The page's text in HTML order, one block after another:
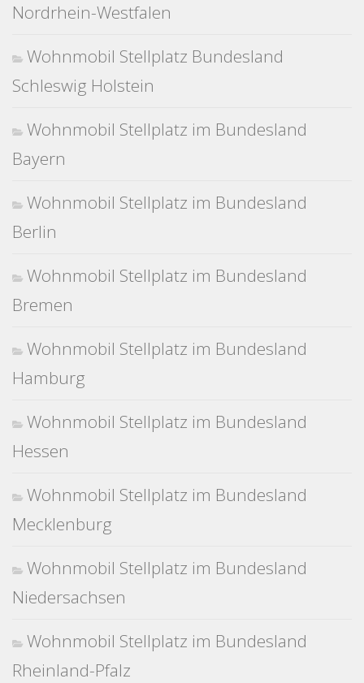
Nordrhein-Westfalen
Wohnmobil Stellplatz Bundesland
Schleswig Holstein
Wohnmobil Stellplatz im Bundesland
Bayern
Wohnmobil Stellplatz im Bundesland
Berlin
Wohnmobil Stellplatz im Bundesland
Bremen
Wohnmobil Stellplatz im Bundesland
Hamburg
Wohnmobil Stellplatz im Bundesland
Hessen
Wohnmobil Stellplatz im Bundesland
Mecklenburg
Wohnmobil Stellplatz im Bundesland
Niedersachsen
Wohnmobil Stellplatz im Bundesland
Rheinland-Pfalz